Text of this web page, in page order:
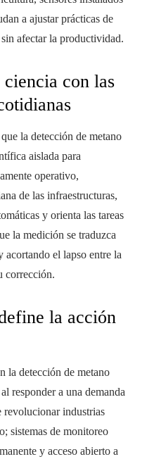
a ajustar prácticas de
afectar la productividad.
con las
la detección de metano
aislada para
operativo,
de las infraestructuras,
y orienta las tareas
la medición se traduzca
el lapso entre la
corrección.
la acción
la detección de metano
responder a una demanda
revolucionar industrias
sistemas de monitoreo
y acceso abierto a